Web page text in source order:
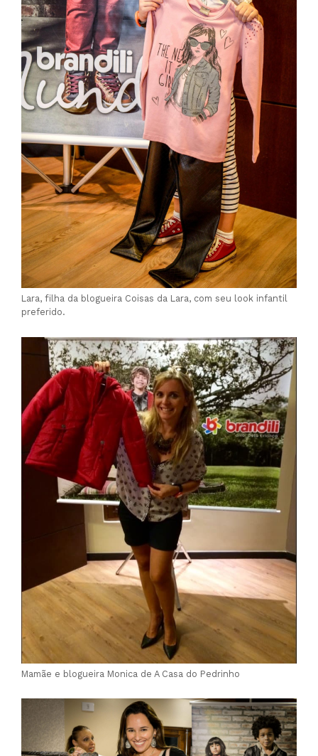
Lara, filha da blogueira Coisas da Lara, com seu look infantil
preferido.
Mamãe e blogueira Monica de A Casa do Pedrinho